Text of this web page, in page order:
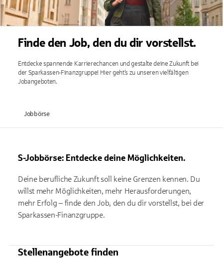
Finde den Job, den du dir vorstellst.
Entdecke spannende Karrierechancen und gestalte deine Zukunft bei
der Sparkassen-Finanzgruppe! Hier geht’s zu unseren vielfältigen
Jobangeboten.
Jobbörse
S-Jobbörse: Entdecke deine Möglichkeiten.
Deine berufliche Zukunft soll keine Grenzen kennen. Du
willst mehr Möglichkeiten, mehr Herausforderungen,
mehr Erfolg – finde den Job, den du dir vorstellst, bei der
Sparkassen-Finanzgruppe.
Stellenangebote finden